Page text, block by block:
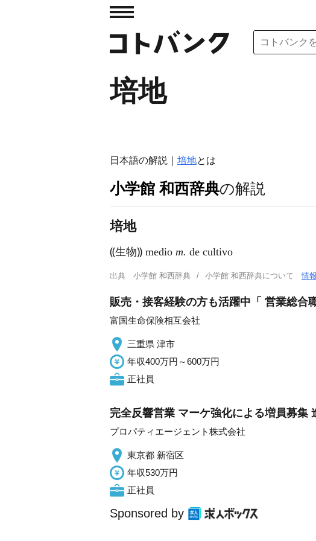
培地
日本語の解説｜ 培地とは
小学館 和西辞典の解説
培地
⸨生物⸩ medio m. de cultivo
出典 小学館 和西辞典 小学館 和西辞典について情報
販売・接客経験の方も活躍中「 営業総合
富国生命保険相互会社
三重県 津市
年収400万円～600万円
正社員
完全反響営業 マーケ強化による増員募集
プロパティエージェント株式会社
東京都 新宿区
年収530万円
正社員
Sponsored by